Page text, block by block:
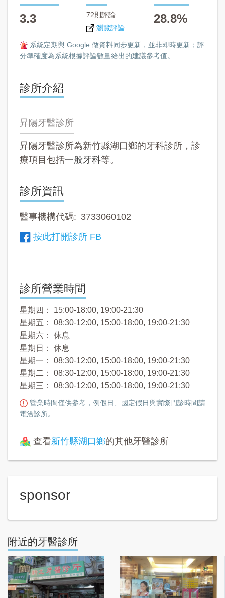
3.3
72則評論
瀏覽評論
28.8%
系統定期與 Google 做資料同步更新，並非即時更新；評
分準確度為系統根據評論數量給出的建議參考值。
診所介紹
昇陽牙醫診所
昇陽牙醫診所為新竹縣湖口鄉的牙科診所，診
療項目包括一般牙科等。
診所資訊
醫事機構代碼
3733060102
按此打開診所 FB
診所營業時間
星期四： 15:00-18:00, 19:00-21:30
星期五： 08:30-12:00, 15:00-18:00, 19:00-21:30
星期六： 休息
星期日： 休息
星期一： 08:30-12:00, 15:00-18:00, 19:00-21:30
星期二： 08:30-12:00, 15:00-18:00, 19:00-21:30
星期三： 08:30-12:00, 15:00-18:00, 19:00-21:30
營業時間僅供參考，例假日、國定假日與實際門診時間請
電洽診所。
查看新竹縣湖口鄉的其他牙醫診所
sponsor
附近的牙醫診所